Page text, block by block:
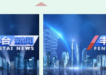
20260805-丰